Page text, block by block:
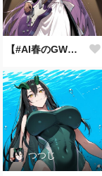
【#AI春のGWまつり】ﾛｯｹﾝﾛｰ
つつじ